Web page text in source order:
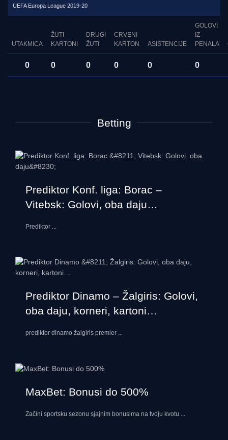
UEFA Europa League 2019-20
UTAKMICA
ŽUTI
KARTONI
DRUGI
ŽUTI
CRVENI
KARTON
ASISTENCIJE
GOLOVI
IZ
PENALA
0 0 0 0 0 0
Betting
Prediktor Konf. liga: Borac –
Vitebsk: Golovi, oba daju…
Prediktor ...
Prediktor Dinamo – Žalgiris: Golovi,
oba daju, korneri, kartoni…
prediktor dinamo žalgiris premier ...
MaxBet: Bonusi do 500%
Začini sportsku sezonu sjajnim bonusima na tvoju kvotu ...